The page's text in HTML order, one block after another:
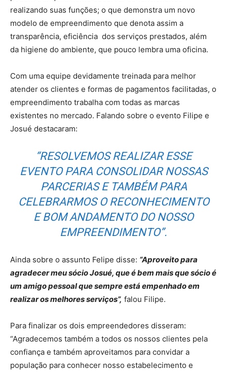
realizando suas funções; o que demonstra um novo
modelo de empreendimento que denota assim a
transparência, eficiência dos serviços prestados, além
da higiene do ambiente, que pouco lembra uma oficina.
Com uma equipe devidamente treinada para melhor
atender os clientes e formas de pagamentos facilitadas, o
empreendimento trabalha com todas as marcas
existentes no mercado. Falando sobre o evento Filipe e
Josué destacaram:
“RESOLVEMOS REALIZAR ESSE
EVENTO PARA CONSOLIDAR NOSSAS
PARCERIAS E TAMBÉM PARA
CELEBRARMOS O RECONHECIMENTO
E BOM ANDAMENTO DO NOSSO
EMPREENDIMENTO”.
Ainda sobre o assunto Felipe disse: “Aproveito para
agradecer meu sócio Josué, que é bem mais que sócio é
um amigo pessoal que sempre está empenhado em
realizar os melhores serviços”, falou Filipe.
Para finalizar os dois empreendedores disseram:
“Agradecemos também a todos os nossos clientes pela
confiança e também aproveitamos para convidar a
população para conhecer nosso estabelecimento e